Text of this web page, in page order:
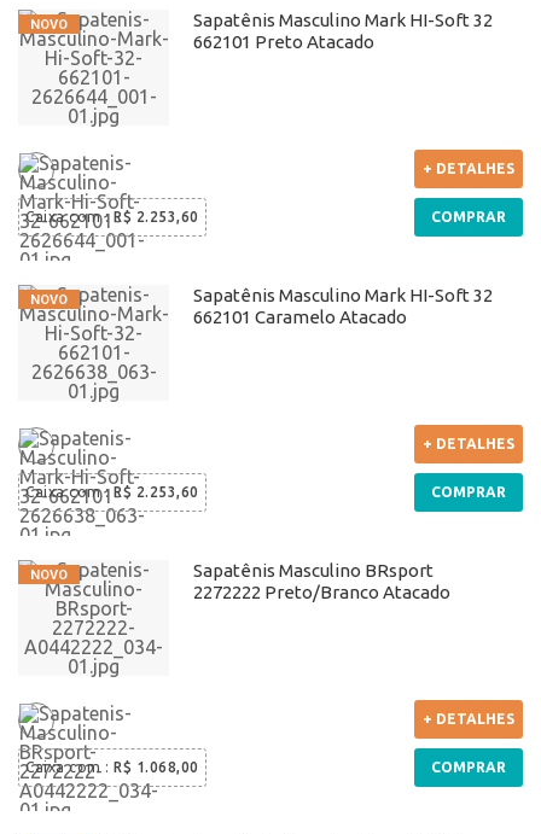
Sapatênis Masculino Mark HI-Soft 32
662101 Preto Atacado
Caixa com: R$ 2.253,60
+ DETALHES
COMPRAR
Sapatênis Masculino Mark HI-Soft 32
662101 Caramelo Atacado
Caixa com: R$ 2.253,60
+ DETALHES
COMPRAR
Sapatênis Masculino BRsport
2272222 Preto/Branco Atacado
Caixa com : R$ 1.068,00
+ DETALHES
COMPRAR